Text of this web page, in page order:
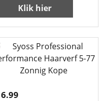
Klik hier
6.99